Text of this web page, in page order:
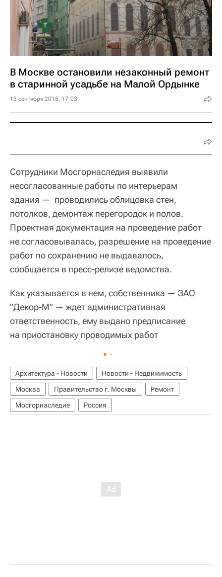
В Москве остановили незаконный ремонт
в старинной усадьбе на Малой Ордынке
13 сентября 2018, 17:03
Сотрудники Мосгорнаследия выявили
несогласованные работы по интерьерам
здания — проводились облицовка стен,
потолков, демонтаж перегородок и полов.
Проектная документация на проведение работ
не согласовывалась, разрешение на проведение
работ по сохранению не выдавалось,
сообщается в пресс-релизе ведомства.
Как указывается в нем, собственника — ЗАО
"Декор-М" — ждет административная
ответственность, ему выдано предписание
на приостановку проводимых работ
Архитектура - Новости
Новости - Недвижимость
Москва
Правительство г. Москвы
Ремонт
Мосгорнаследие
Россия